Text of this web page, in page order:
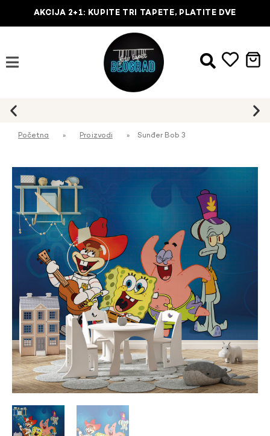
AKCIJA 2+1: KUPITE TRI TAPETE, PLATITE DVE
Početna
» Proizvodi » Sunđer Bob 3